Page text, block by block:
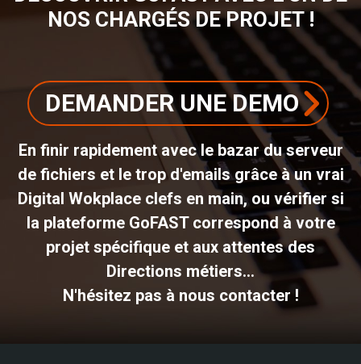
NOS CHARGÉS DE PROJET !
DEMANDER UNE DEMO
En finir rapidement avec le bazar du serveur
de fichiers et le trop d'emails grâce à un vrai
Digital Wokplace clefs en main, ou vérifier si
la plateforme GoFAST correspond à votre
projet spécifique et aux attentes des
Directions métiers...
N'hésitez pas à nous contacter !